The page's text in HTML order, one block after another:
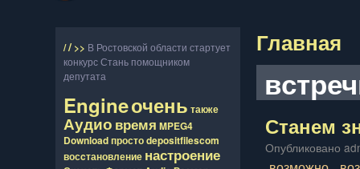
// >> В Ростовской области стартует
конкурс Стань помощником
депутата
Engineочень также
Аудио время MPEG4
Downloadпростоdepositfilescom
восcтановление настроение
Главная
Станем
Опубликовано